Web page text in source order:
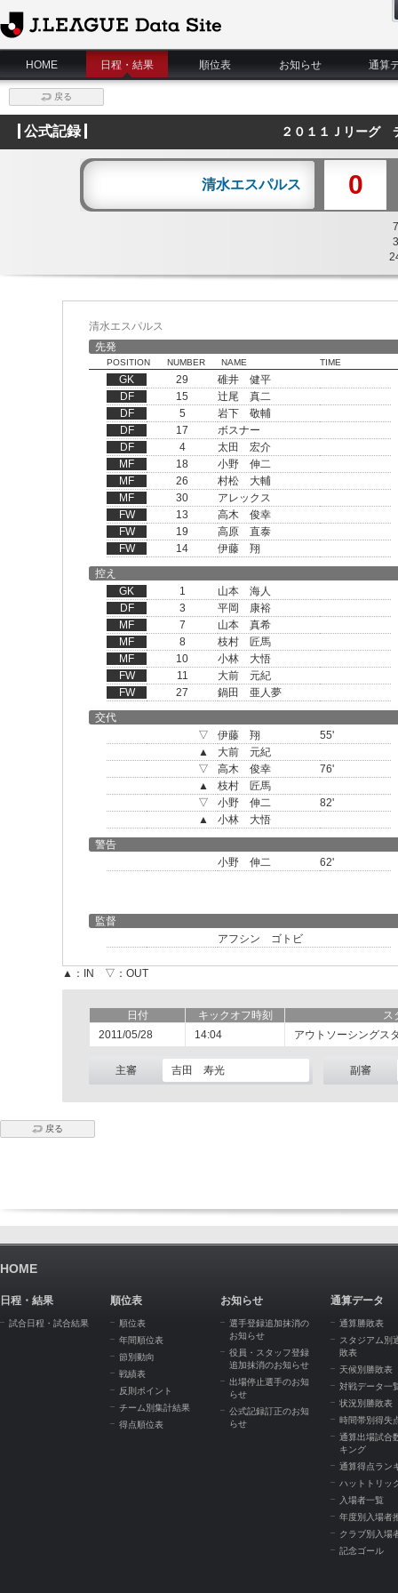
J.League Data Site
HOME
日程・結果 順位表 お知らせ 通算
戻る
公式記録 ２０１１Ｊリーグ
清水エスパルス 0
7
3
清水エスパルス
先発
POSITION NUMBER NAME TIME
GK 29
碓井 健平
DF
15
辻尾 真二
DF
5
岩下 敬輔
DF
17
ボスナー
DF
4
太田 宏介
MF
18
小野 伸二
MF
26
村松 大輔
MF
30
アレックス
FW
13
高木 俊幸
FW
19
高原 直泰
FW
14
伊藤 翔
控え
GK
1
山本 海人
DF
3
平岡 康裕
MF
7
山本 真希
MF
8
枝村 匠馬
MF
10
小林 大悟
FW
11
大前 元紀
FW
27
鍋田 亜人夢
交代
▽
伊藤 翔
55'
▲
大前 元紀
▽
高木 俊幸
76'
▲
枝村 匠馬
▽
小野 伸二
82'
▲
小林 大悟
警告
小野 伸二
62'
監督
アフシン ゴトビ
▲：IN ▽：OUT
日付 キックオフ時刻
ス
2011/05/28
14:04 アウトソーシングス
主審 吉田 寿光 副審
戻る
HOME
日程・結果
試合日程・試合結果
順位表
順位表
年間順位表
節別動向
戦績表
反則ポイント
チーム別集計結果
得点順位表
お知らせ
選手登録追加抹消の
お知らせ
役員・スタッフ登録
追加抹消のお知らせ
出場停止選手のお知
らせ
公式記録訂正のお知
らせ
通算データ
通算勝敗表
スタジアム別
敗表
天候別勝敗表
対戦データ一
状況別勝敗表
時間帯別得失
通算出場試合
キング
通算得点ラン
ハットトリッ
入場者一覧
年度別入場者
クラブ別入場
記念ゴール